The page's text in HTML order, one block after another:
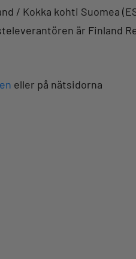
/ Kokka kohti Suomea
är Finland
eller på nätsidorna